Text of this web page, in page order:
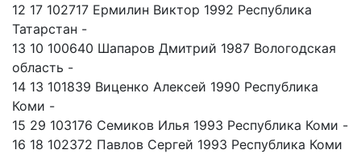
12 17 102717 Ермилин Виктор 1992 Республика
Татарстан -
13 10 100640 Шапаров Дмитрий 1987 Вологодская
область -
14 13 101839 Виценко Алексей 1990 Республика
Коми -
15 29 103176 Семиков Илья 1993 Республика Коми -
16 18 102372 Павлов Сергей 1993 Республика Коми